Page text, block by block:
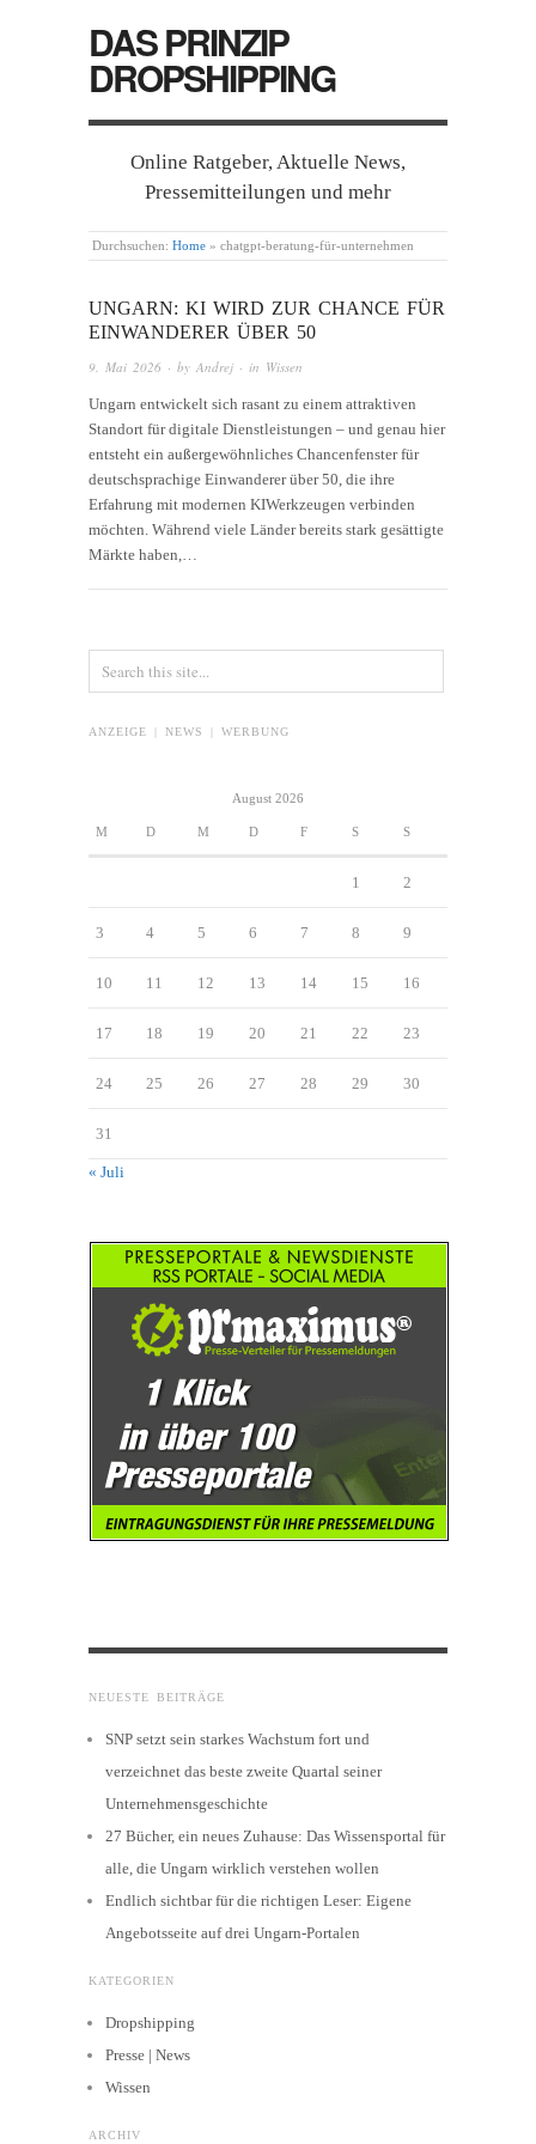
DAS PRINZIP
DROPSHIPPING
Online Ratgeber, Aktuelle News,
Pressemitteilungen und mehr
Durchsuchen: Home » chatgpt-beratung-für-unternehmen
UNGARN: KI WIRD ZUR CHANCE FÜR
EINWANDERER ÜBER 50
9. Mai 2026 · by Andrej · in Wissen
Ungarn entwickelt sich rasant zu einem attraktiven
Standort für digitale Dienstleistungen – und genau hier
entsteht ein außergewöhnliches Chancenfenster für
deutschsprachige Einwanderer über 50, die ihre
Erfahrung mit modernen KIWerkzeugen verbinden
möchten. Während viele Länder bereits stark gesättigte
Märkte haben,…
ANZEIGE | NEWS | WERBUNG
August 2026
M D M D F S S
1 2
3 4 5 6 7 8 9
10 11 12 13 14 15 16
17 18 19 20 21 22 23
24 25 26 27 28 29 30
31
« Juli
NEUESTE BEITRÄGE
SNP setzt sein starkes Wachstum fort und
verzeichnet das beste zweite Quartal seiner
Unternehmensgeschichte
27 Bücher, ein neues Zuhause: Das Wissensportal für
alle, die Ungarn wirklich verstehen wollen
Endlich sichtbar für die richtigen Leser: Eigene
Angebotsseite auf drei Ungarn-Portalen
KATEGORIEN
Dropshipping
Presse | News
Wissen
ARCHIV